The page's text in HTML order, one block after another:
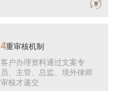
4重审核机制
客户办理资料通过文案专
员、主管、总监、境外律师
审核才递交